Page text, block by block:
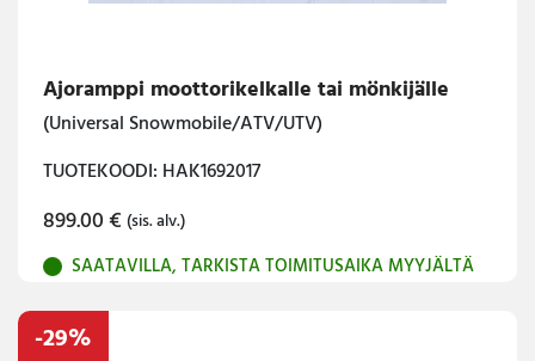
Ajoramppi moottorikelkalle tai mönkijälle
(Universal Snowmobile/ATV/UTV)
TUOTEKOODI: HAK1692017
899.00€ (sis. alv.)
SAATAVILLA, TARKISTA TOIMITUSAIKA MYYJÄLTÄ
-29%